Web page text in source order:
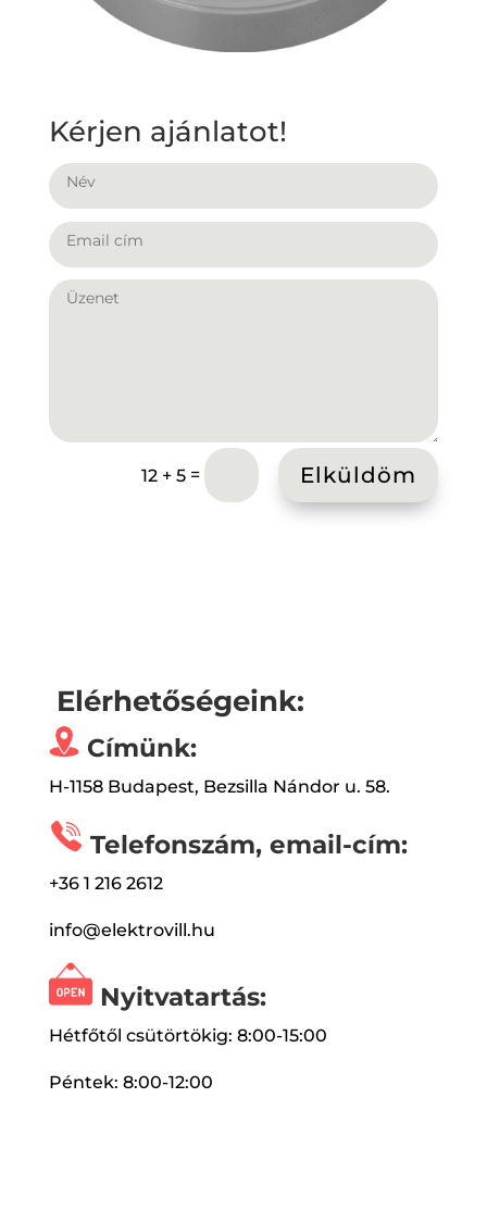
Kérjen ajánlatot!
12 + 5 = Elküldöm
Elérhetőségeink:
Címünk:
H-1158 Budapest, Bezsilla Nándor u. 58.
Telefonszám, email-cím:
+36 1 216 2612
info@elektrovill.hu
Nyitvatartás:
Hétfőtől csütörtökig: 8:00-15:00
Péntek: 8:00-12:00